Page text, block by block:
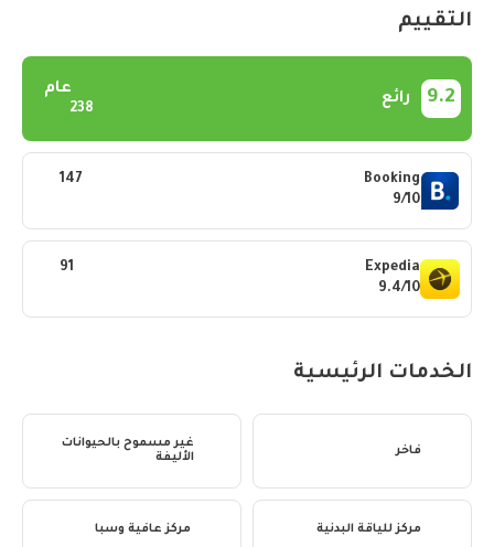
التقييم
9.2 رائع
عام
238
Booking
9/10
147
Expedia
9.4/10
91
الخدمات الرئيسية
فاخر
غير مسموح بالحيوانات
الأليفة
مركز للياقة البدنية مركز عافية وسبا